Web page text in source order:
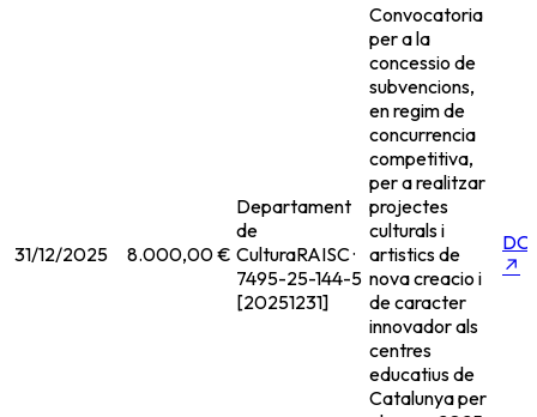
31/12/2025 8.000,00 €
Departament
de
CulturaRAISC ·
7495-25-144-5
[20251231]
Convocatoria
per a la
concessio de
subvencions,
en regim de
concurrencia
competitiva,
per a realitzar
projectes
culturals i
artistics de
nova creacio i
de caracter
innovador als
centres
educatius de
Catalunya per
↗